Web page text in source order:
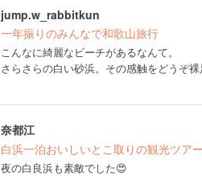
jump.w_rabbitkun
一年振りのみんなで和歌山旅行
こんなに綺麗なビーチがあるなんて。
さらさらの白い砂浜。その感触をどうぞ裸
奈都江
白浜一泊おいしいとこ取りの観光ツアー
夜の白良浜も素敵でした😍